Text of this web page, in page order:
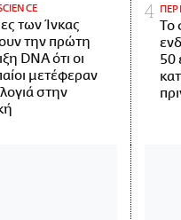
των Ίνκας
την πρώτη
DNA ότι οι
μετέφεραν
στην
Το
50